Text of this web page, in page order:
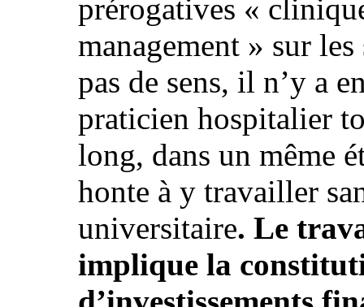
prérogatives «
management » sur
pas de sens, il n’y a
praticien hospitalier
long, dans un même
honte à y travailler
universitaire. Le
implique la